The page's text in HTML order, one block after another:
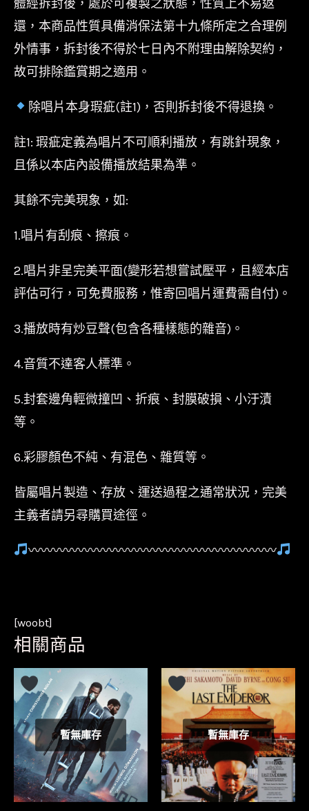
體經拆封後，處於可複製之狀態，性質上不易返
還，本商品性質具備消保法第十九條所定之合理例
外情事，拆封後不得於七日內不附理由解除契約，
故可排除鑑賞期之適用。
除唱片本身瑕疵(註1)，否則拆封後不得退換。
註1: 瑕疵定義為唱片不可順利播放，有跳針現象，
且係以本店內設備播放結果為準。
其餘不完美現象，如:
1.唱片有刮痕、擦痕。
2.唱片非呈完美平面(變形若想嘗試壓平，且經本店
評估可行，可免費服務，惟寄回唱片運費需自付)。
3.播放時有炒豆聲(包含各種樣態的雜音)。
4.音質不達客人標準。
5.封套邊角輕微撞凹、折痕、封膜破損、小汙漬
等。
6.彩膠顏色不純、有混色、雜質等。
皆屬唱片製造、存放、運送過程之通常狀況，完美
主義者請另尋購買途徑。
〰〰〰〰〰〰〰〰〰〰〰〰〰〰〰〰〰〰〰〰
[woobt]
相關商品
暫無庫存 暫無庫存